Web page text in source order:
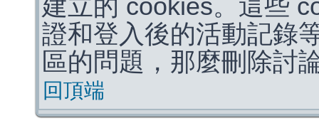
建立的 cookies。這些
證和登入後的活動記錄
區的問題，那麼刪除討
回頂端